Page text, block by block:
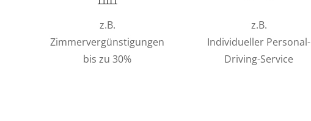
z.B.
Zimmervergünstigungen
bis zu 30%
z.B.
Individueller Personal-
Driving-Service